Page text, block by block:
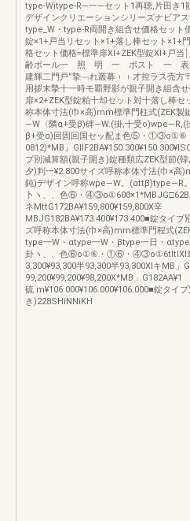
type‐Witype‐R―一―セット1再聴,片田き1
デザインクリエーションシリーズナビア
type_W・type‐R両開き組含せ価格セット
錠×1+戸当リセット×1+落し棒セット×1+
格セット価格=標準扉Xl+ZEK型錠Xl+戸当
齢ボール一 照 明 一 ポスト 一 表
建輝二門戸”摯﹁れ叢募︲︲才控ラス売方
用拶末摯十一時モ覇野影が親子開き組含
扉×2+ZEK型錠粕十却セット対十落し棒セ
称本体寸法(巾×高)mm標準門柱式(ZEK製
―W〈隣α+受β)碑―W.(掛,十受o)wpe―R,(
β+受α)回固回国セッ配ま色⑤・
0812)*MB』
プ別減算額(親子開き)錠種類広ZEK型節(韓
夕)判一¥2.800サイズ呼称本体寸法(巾×高
鈍)デザイン呼称wpe―W。(αttβ)type―R
卜ヽ、、色⑥・
ネMttG172BA¥159,800¥159,800X辛
MBJG182BA¥173.400¥173.400■錠タイプ
ズ呼称本体寸法(巾×高)mm標準門程式
type一W・αtype一W・βtype一日・
卦ヽ、、色⑥o①⑥・①⑥・④③o①6tltlXl章
3,300¥93,300半93,300半93,300XlキMB」
99,200¥99,200¥98,200X*MB」G182AA¥1
硫.m¥106.000¥106.000¥106.000■錠タイ
き)228SHiNNiKH